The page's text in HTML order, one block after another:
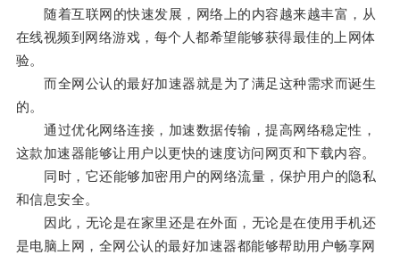
随着互联网的快速发展，网络上的内容越来越丰富，从
在线视频到网络游戏，每个人都希望能够获得最佳的上网体
验。
而全网公认的最好加速器就是为了满足这种需求而诞生
的。
通过优化网络连接，加速数据传输，提高网络稳定性，
这款加速器能够让用户以更快的速度访问网页和下载内容。
同时，它还能够加密用户的网络流量，保护用户的隐私
和信息安全。
因此，无论是在家里还是在外面，无论是在使用手机还
是电脑上网，全网公认的最好加速器都能够帮助用户畅享网